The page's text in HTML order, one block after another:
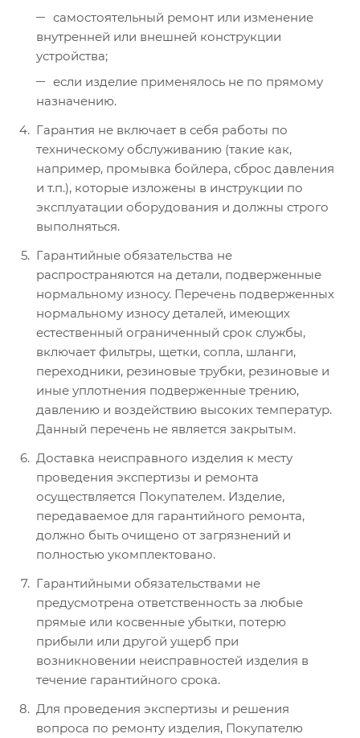
самостоятельный ремонт или изменение
внутренней или внешней конструкции
устройства;
если изделие применялось не по прямому
назначению.
Гарантия не включает в себя работы по
техническому обслуживанию (такие как,
например, промывка бойлера, сброс давления
и т.п.), которые изложены в инструкции по
эксплуатации оборудования и должны строго
выполняться.
Гарантийные обязательства не
распространяются на детали, подверженные
нормальному износу. Перечень подверженных
нормальному износу деталей, имеющих
естественный ограниченный срок службы,
включает фильтры, щетки, сопла, шланги,
переходники, резиновые трубки, резиновые и
иные уплотнения подверженные трению,
давлению и воздействию высоких температур.
Данный перечень не является закрытым.
Доставка неисправного изделия к месту
проведения экспертизы и ремонта
осуществляется Покупателем. Изделие,
передаваемое для гарантийного ремонта,
должно быть очищено от загрязнений и
полностью укомплектовано.
Гарантийными обязательствами не
предусмотрена ответственность за любые
прямые или косвенные убытки, потерю
прибыли или другой ущерб при
возникновении неисправностей изделия в
течение гарантийного срока.
Для проведения экспертизы и решения
вопроса по ремонту изделия, Покупателю